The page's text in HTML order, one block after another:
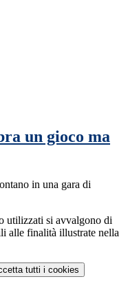
un gioco ma
in una gara di
utilizzati si avvalgono di
alle finalità illustrate nella
tutti i cookies